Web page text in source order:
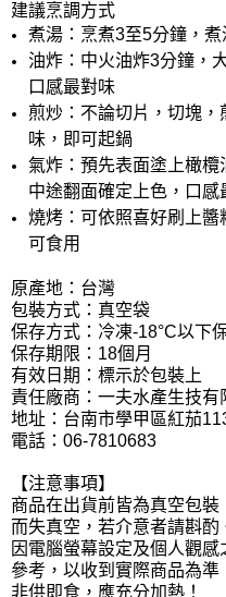
建議烹調方式
煮湯：烹煮3至5分鐘，
油炸：中火油炸3分鐘，
口感最對味
煎炒：不論切片，切塊
味，即可起鍋
氣炸：預先表面塗上橄欖
中途翻面確定上色，口感
燒烤：可依照喜好刷上
可食用
原產地：台灣
包裝方式：真空袋
保存方式：冷凍-18°C以下
保存期限：18個月
有效日期：標示於包裝上
責任廠商：一夫水產生技有
地址：台南市學甲區紅茄
電話：06-7810683
【注意事項】
商品在出貨前皆為真空包
而失真空，若介意者請斟酌
因電腦螢幕設定及個人觀
參考，以收到實際商品為準
非供即食，應充分加熱！